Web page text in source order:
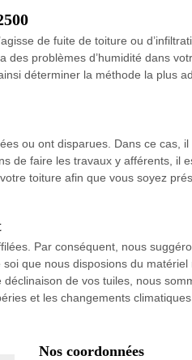
de fuite de toiture ou
problèmes d’humidité dans
déterminer la méthode la plus
ou ont disparues. Dans ce cas,
de faire les travaux y afférents, il
toiture afin que vous soyez
Par conséquent, nous
que nous disposions du
de vos tuiles, nous
et les changements climatiques.
Nos coordonnées